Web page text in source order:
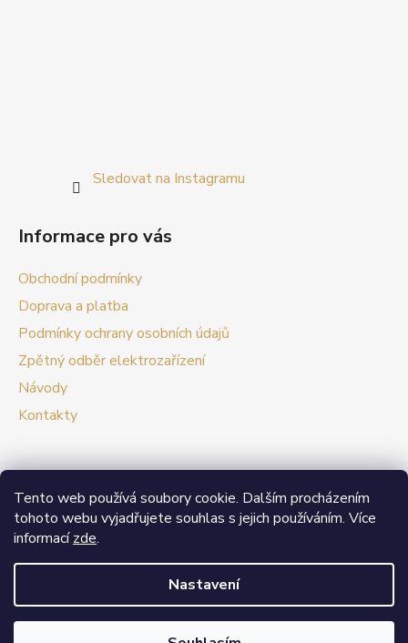
Tento web používá soubory cookie. Dalším procházením
tohoto webu vyjadřujete souhlas s jejich používáním. Více
informacízde.
Nastavení
Sledovat na Instagramu
Informace pro vás
Obchodní podmínky
Doprava a platba
Podmínky ochrany osobních údajů
Zpětný odběr elektrozařízení
Návody
Kontakty
Prezentační web Smart vypínače
V případě zájmu o velkoobchodní spolupráci nás
neváhejte kontaktovat.
Vytvořil Shoptet